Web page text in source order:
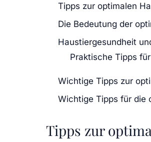
Tipps zur optimalen
Die Bedeutung der
Haustiergesundheit
Praktische Tipps
Wichtige Tipps zur
Wichtige Tipps für die
Tipps zur